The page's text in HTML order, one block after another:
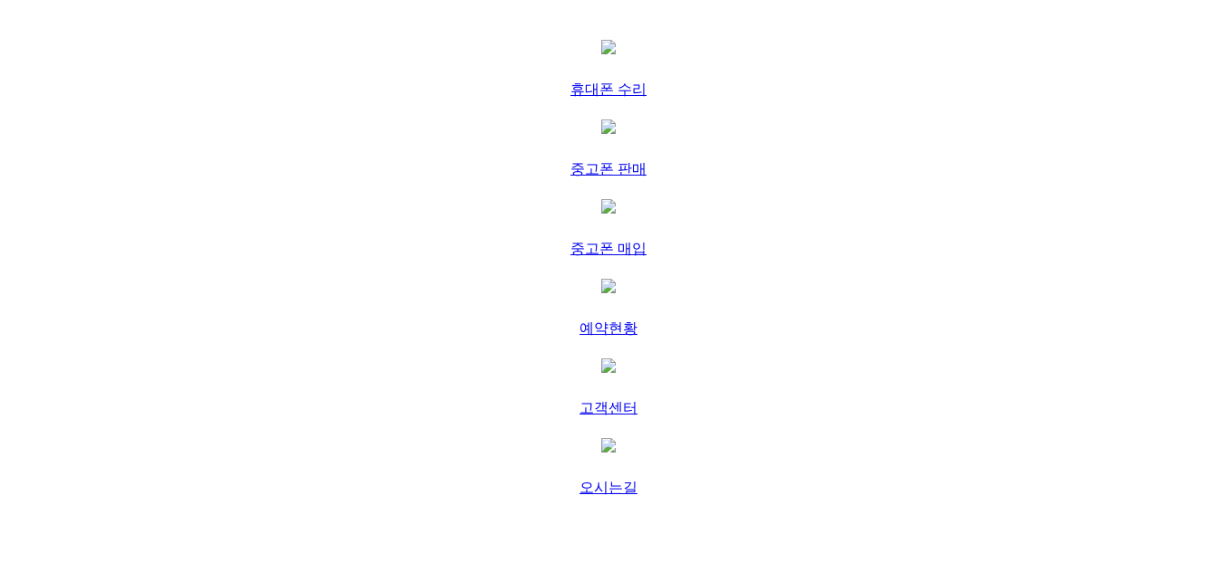
휴대폰 수리
중고폰 판매
중고폰 매입
예약현황
고객센터
오시는길